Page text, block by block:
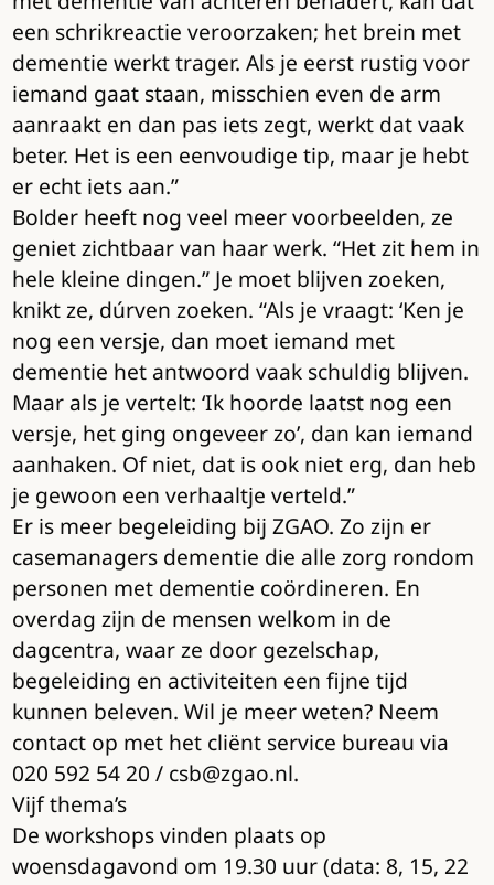
een schrikreactie veroorzaken; het brein met
dementie werkt trager. Als je eerst rustig voor
iemand gaat staan, misschien even de arm
aanraakt en dan pas iets zegt, werkt dat vaak
beter. Het is een eenvoudige tip, maar je hebt
er echt iets aan.”
Bolder heeft nog veel meer voorbeelden, ze
geniet zichtbaar van haar werk. “Het zit hem in
hele kleine dingen.” Je moet blijven zoeken,
knikt ze, dúrven zoeken. “Als je vraagt: ‘Ken je
nog een versje, dan moet iemand met
dementie het antwoord vaak schuldig blijven.
Maar als je vertelt: ‘Ik hoorde laatst nog een
versje, het ging ongeveer zo’, dan kan iemand
aanhaken. Of niet, dat is ook niet erg, dan heb
je gewoon een verhaaltje verteld.”
Er is meer begeleiding bij ZGAO. Zo zijn er
casemanagers dementie die alle zorg rondom
personen met dementie coördineren. En
overdag zijn de mensen welkom in de
dagcentra, waar ze door gezelschap,
begeleiding en activiteiten een fijne tijd
kunnen beleven. Wil je meer weten? Neem
contact op met het cliënt service bureau via
020 592 54 20 / csb@zgao.nl.
Vijf thema’s
De workshops vinden plaats op
woensdagavond om 19.30 uur (data: 8, 15, 22